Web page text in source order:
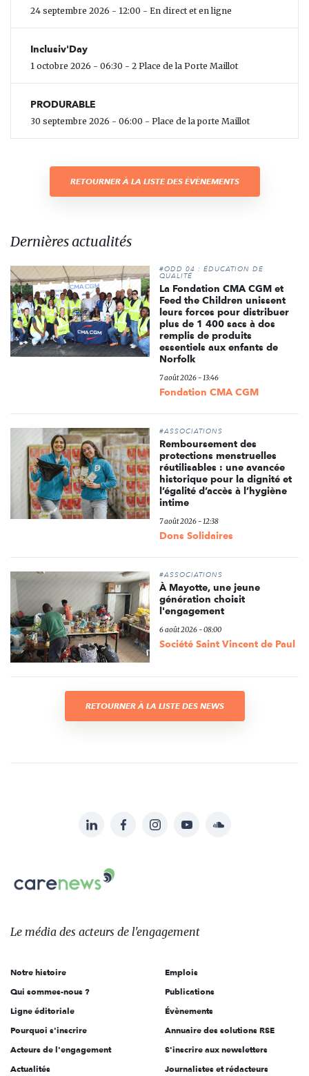
24 septembre 2026 - 12:00 - En direct et en ligne
Inclusiv'Day
1 octobre 2026 - 06:30 - 2 Place de la Porte Maillot
PRODURABLE
30 septembre 2026 - 06:00 - Place de la porte Maillot
RETOURNER À LA LISTE DES ÉVÈNEMENTS
Dernières actualités
#ODD 04 : ÉDUCATION DE
QUALITÉ
La Fondation CMA CGM et
Feed the Children unissent
leurs forces pour distribuer
plus de 1 400 sacs à dos
remplis de produits
essentiels aux enfants de
Norfolk
7 août 2026 - 13:46
Fondation CMA CGM
#ASSOCIATIONS
Remboursement des
protections menstruelles
réutilisables : une avancée
historique pour la dignité et
l’égalité d’accès à l’hygiène
intime
7 août 2026 - 12:38
Dons Solidaires
#ASSOCIATIONS
À Mayotte, une jeune
génération choisit
l'engagement
6 août 2026 - 08:00
Société Saint Vincent de Paul
RETOURNER À LA LISTE DES NEWS
sur:
LinkedInFacebookInstagramYouTubeSoundcloud
Carenews,
Le
des
l'engagement
Le média des acteurs de l'engagement
Notre histoire
Qui sommes-nous ?
Ligne éditoriale
Pourquoi s'inscrire
Acteurs de l'engagement
Actualités
Emplois
Publications
Évènements
Annuaire des solutions RSE
S'inscrire aux newsletters
Journalistes et rédacteurs